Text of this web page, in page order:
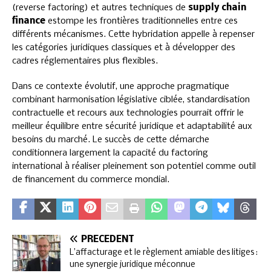
(reverse factoring) et autres techniques de supply chain
finance estompe les frontières traditionnelles entre ces
différents mécanismes. Cette hybridation appelle à repenser
les catégories juridiques classiques et à développer des
cadres réglementaires plus flexibles.
Dans ce contexte évolutif, une approche pragmatique
combinant harmonisation législative ciblée, standardisation
contractuelle et recours aux technologies pourrait offrir le
meilleur équilibre entre sécurité juridique et adaptabilité aux
besoins du marché. Le succès de cette démarche
conditionnera largement la capacité du factoring
international à réaliser pleinement son potentiel comme outil
de financement du commerce mondial.
PRÉCÉDENT
L’affacturage et le règlement amiable des litiges :
une synergie juridique méconnue